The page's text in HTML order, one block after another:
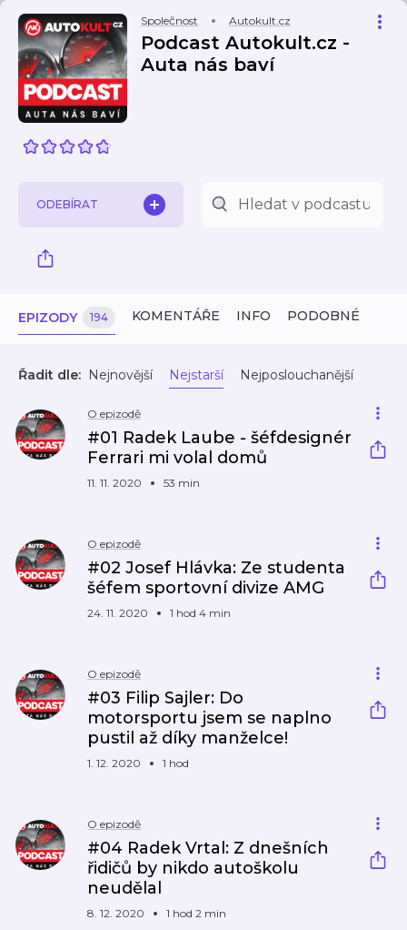
Společnost Autokult.cz
Podcast Autokult.cz -
Auta nás baví
ODEBÍRAT
EPIZODY 194 KOMENTÁŘE INFO PODOBNÉ
Řadit dle: Nejnovější Nejstarší Nejposlouchanější
O epizodě
#01 Radek Laube - šéfdesignér
Ferrari mi volal domů
11. 11. 2020 53 min
O epizodě
#02 Josef Hlávka: Ze studenta
šéfem sportovní divize AMG
24. 11. 2020 1 hod 4 min
O epizodě
#03 Filip Sajler: Do
motorsportu jsem se naplno
pustil až díky manželce!
1. 12. 2020 1 hod
O epizodě
#04 Radek Vrtal: Z dnešních
řidičů by nikdo autoškolu
neudělal
8. 12. 2020 1 hod 2 min